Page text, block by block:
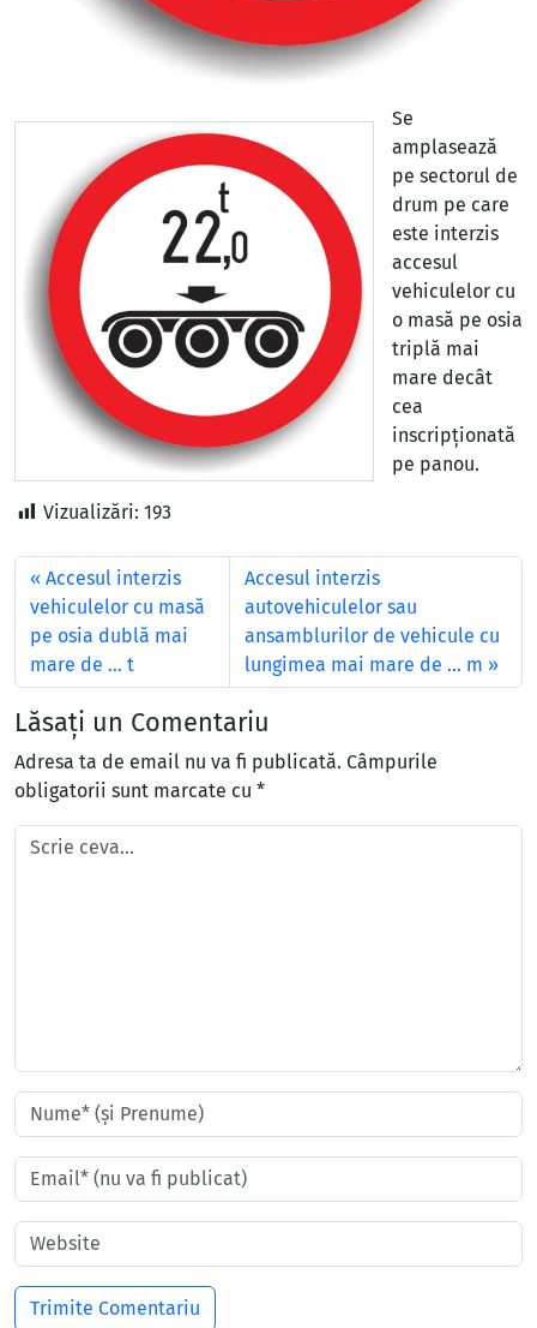
Se
amplasează
pe sectorul de
drum pe care
este interzis
accesul
vehiculelor cu
o masă pe osia
triplă mai
mare decât
cea
inscripționată
pe panou.
Vizualizări: 193
Accesul interzis
vehiculelor cu masă
pe osia dublă mai
mare de … t
Accesul interzis
autovehiculelor sau
ansamblurilor de vehicule cu
lungimea mai mare de … m
Lăsați un Comentariu
Adresa ta de email nu va fi publicată. Câmpurile
obligatorii sunt marcate cu *